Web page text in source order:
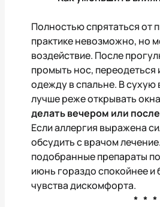
Полностью спрятаться от
практике невозможно, но
воздействие. После
промыть нос, переодеться
одежду в спальне. В
лучше реже открывать
делать вечером или
Если аллергия выражена
обсудить с врачом
подобранные препараты
июнь гораздо спокойнее и
чувства дискомфорта.
* * *